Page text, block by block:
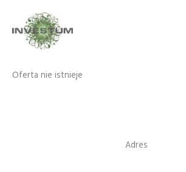
treści Oferta
Oferta nie istnieje
Adres